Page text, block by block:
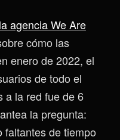
agencia We Are
cómo las
enero de 2022, el
de todo el
a la red fue de 6
la pregunta:
faltantes de tiempo